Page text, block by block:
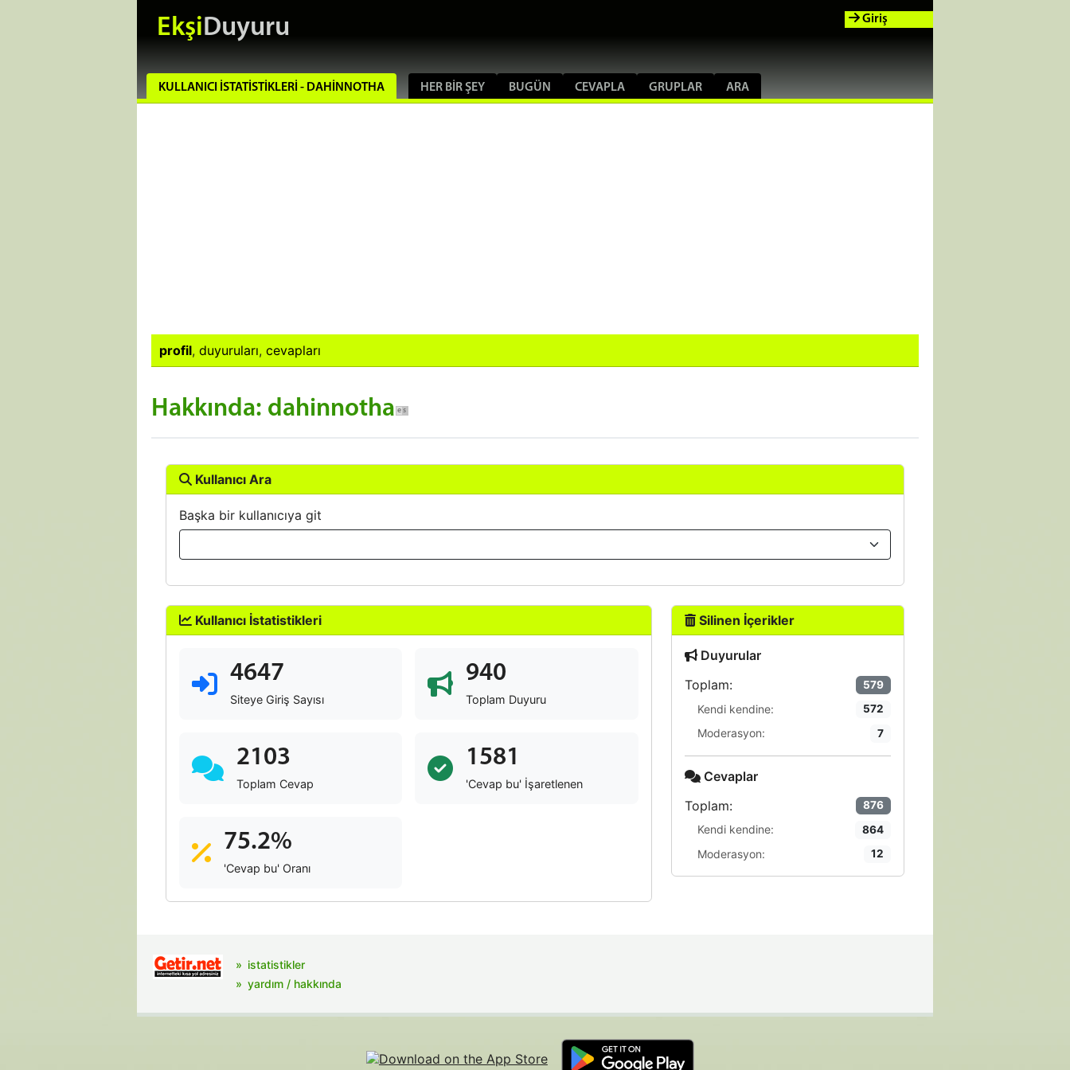
EkşiDuyuru
KULLANICI İSTATISTIKLERI - DAHINNOTHA HER BIR ŞEY BUGÜN CEVAPLA GRUPLAR ARA
Giriş
profil, duyuruları, cevapları
Hakkında: dahinnotha
Kullanıcı Ara
Başka bir kullanıcıya git
Kullanıcı İstatistikleri
4647
Siteye Giriş Sayısı
940
Toplam Duyuru
2103
Toplam Cevap
1581
'Cevap bu' İşaretlenen
75.2%
'Cevap bu' Oranı
Silinen İçerikler
Duyurular
Toplam:
579
Kendi kendine: 572
Moderasyon: 7
Cevaplar
Toplam:
876
Kendi kendine: 864
Moderasyon: 12
istatistikler
yardım / hakkında